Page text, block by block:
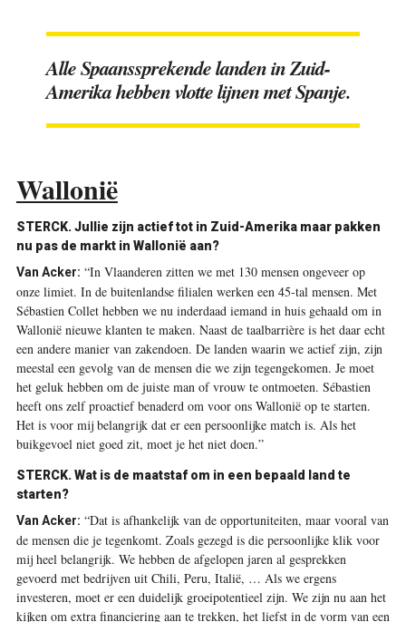
Alle Spaanssprekende landen in Zuid-
Amerika hebben vlotte lijnen met Spanje.
Wallonië
STERCK. Jullie zijn actief tot in Zuid-Amerika maar pakken
nu pas de markt in Wallonië aan?
Van Acker: “In Vlaanderen zitten we met 130 mensen ongeveer op
onze limiet. In de buitenlandse filialen werken een 45-tal mensen. Met
Sébastien Collet hebben we nu inderdaad iemand in huis gehaald om in
Wallonië nieuwe klanten te maken. Naast de taalbarrière is het daar echt
een andere manier van zakendoen. De landen waarin we actief zijn, zijn
meestal een gevolg van de mensen die we zijn tegengekomen. Je moet
het geluk hebben om de juiste man of vrouw te ontmoeten. Sébastien
heeft ons zelf proactief benaderd om voor ons Wallonië op te ­starten.
Het is voor mij belangrijk dat er een persoonlijke match is. Als het
buikgevoel niet goed zit, moet je het niet doen.”
STERCK. Wat is de maatstaf om in een bepaald land te
starten?
Van Acker: “Dat is afhankelijk van de opportuniteiten, maar vooral van
de mensen die je tegenkomt. Zoals gezegd is die persoonlijke klik voor
mij heel belangrijk. We hebben de afgelopen jaren al gesprekken
gevoerd met bedrijven uit Chili, Peru, Italië, … Als we ergens
investeren, moet er een duidelijk groeipotentieel zijn. We zijn nu aan het
kijken om extra financiering aan te trekken, het liefst in de vorm van een